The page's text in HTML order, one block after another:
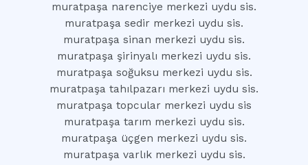
muratpaşa narenciye merkezi uydu sis.
muratpaşa sedir merkezi uydu sis.
muratpaşa sinan merkezi uydu sis.
muratpaşa şirinyalı merkezi uydu sis.
muratpaşa soğuksu merkezi uydu sis.
muratpaşa tahılpazarı merkezi uydu sis.
muratpaşa topcular merkezi uydu sis
muratpaşa tarım merkezi uydu sis.
muratpaşa üçgen merkezi uydu sis.
muratpaşa varlık merkezi uydu sis.